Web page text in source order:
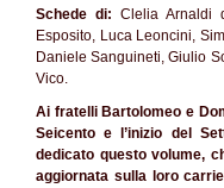
Schede di: Clelia Arnaldi
Esposito, Luca Leoncini,
Daniele Sanguineti, Giulio
Vico.
Ai fratelli Bartolomeo e
Seicento e l’inizio del
dedicato questo volume,
aggiornata sulla loro